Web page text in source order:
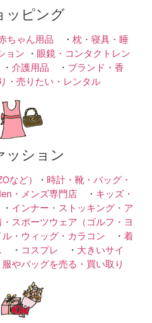
ッピング
ちゃん用品 ・ 枕・寝具・睡
ョン ・ 眼鏡・コンタクトレン
介護用品 ・ ブランド・香
・売りたい・レンタル
ッション
など） ・ 時計・靴・バッグ・
・メンズ専門店 ・ キッズ・
インナー・ストッキング・ア
スポーツウェア（ゴルフ・ヨ
ル・ウィッグ・カラコン ・ 着
・ コスプレ ・ 大きいサイ
服やバッグを売る・買い取り